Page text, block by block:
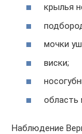
крылья
мочки
виски;
область
Наблюдение